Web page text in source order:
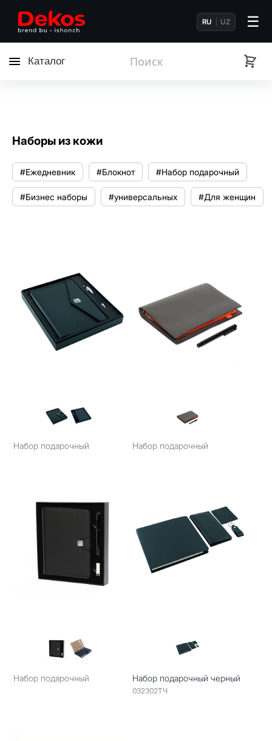
RU UZ ☰
Каталог
Наборы из кожи
#Ежедневник #Блокнот #Набор подарочный
#Бизнес наборы #универсальных #Для женщин
Набор подарочный Набор подарочный
Набор подарочный Набор подарочный черный
032302ТЧ